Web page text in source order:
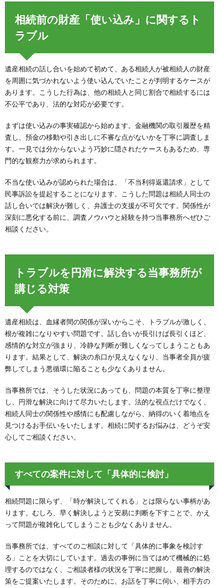
相続前の財産「使い込み」に関するト
ラブル
遺産相続の話し合いを始めて初めて、ある相続人が被相続人の財産
を周囲に気づかれないよう使い込んでいたことが判明するケースが
あります。こうした行為は、他の相続人と同じ割合で相続するには
不公平であり、法的な対応が必要です。
まずは使い込みの事実確認から始めます。金融機関の取引履歴を精
査し、預金の移動や引き出しに不審な点がないかを丁寧に調査しま
す。一見では分からないよう巧妙に隠されたケースもあるため、専
門的な観察力が求められます。
不当な使い込みが認められた場合は、「不当利得返還請求」として
民事訴訟を提起することになります。こうした問題は相続人同士の
話し合いでは解決が難しく、弁護士の支援が不可欠です。関係性が
深刻に悪化する前に、調査ノウハウと経験を持つ当事務所へぜひご
相談ください。
トラブルを円滑に解決する当事務所が
講じる対策
遺産相続は、血縁者間の関係が深いからこそ、トラブルが激しく、
根が複雑になりやすい問題です。話し合いが長引けば長引くほど、
感情的な対立が強まり、冷静な判断が難しくなってしまうこともあ
ります。結果として、解決の糸口が見えなくなり、当事者全員が疲
弊してしまう悪循環に陥ることも少なくありません。
当事務所では、そうした状況にあっても、問題の本質を丁寧に整理
し、円滑な解決に向けて尽力いたします。法的な視点だけでなく、
相続人同士の関係性や感情にも配慮しながら、納得のいく着地点を
見つけるお手伝いをいたします。相続に関するお悩みは、どうぞ安
心してご相談ください。
すべての案件に対して「具体的に検討」
相続問題に限らず、「時が解決してくれる」とは限らない事柄があ
ります。むしろ、早く解決しようと安易に判断を下すことで、かえ
って問題が複雑化してしまうことも少なくありません。
当事務所では、すべてのご相談に対して「具体的に事象を検討す
る」ことを大切にしています。過去の事例に当てはめて機械的に処
理するのではなく、ご相談者様の状況を丁寧に把握し、最善の解決
策をご提案いたします。そのために、お話を丁寧に伺い、相手方の